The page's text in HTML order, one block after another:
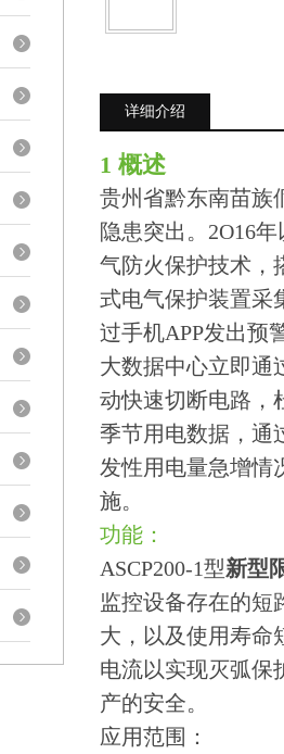
详细介绍
1 概述
贵州省黔东南苗族
隐患突出。2O16
气防火保护技术，
式电气保护装置采
过手机APP发出预
大数据中心立即通
动快速切断电路，
季节用电数据，通
发性用电量急增情
施。
功能：
ASCP200-1型新型
监控设备存在的短
大，以及使用寿命
电流以实现灭弧保
产的安全。
应用范围：